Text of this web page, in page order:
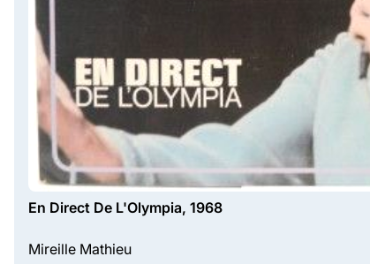
En Direct De L'Olympia, 1968
Mireille Mathieu